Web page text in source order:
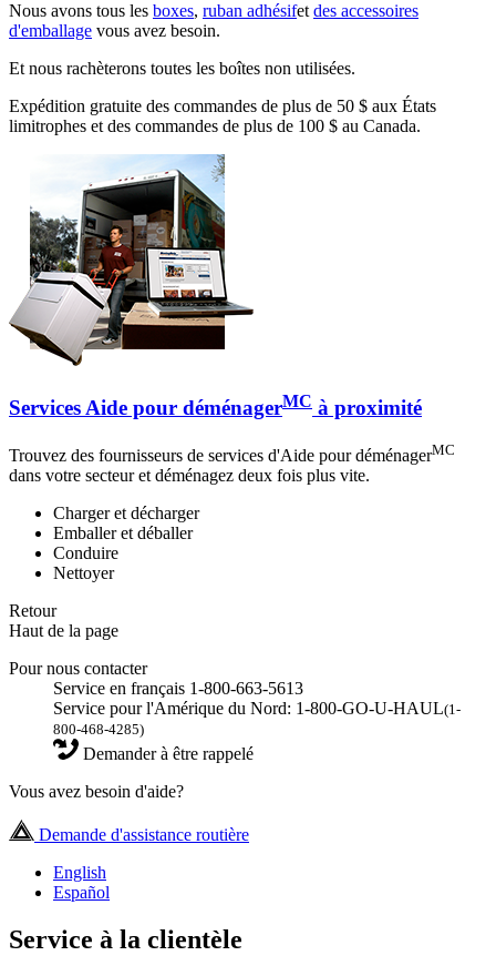
Nous avons tous les boxes, ruban adhésifetdes accessoires
d'emballage vous avez besoin.
Et nous rachèterons toutes les boîtes non utilisées.
Expédition gratuite des commandes de plus de 50 $ aux États
limitrophes et des commandes de plus de 100 $ au Canada.
Services Aide pour déménagerMC à proximité
Trouvez des fournisseurs de services d'Aide pour déménagerMC
dans votre secteur et déménagez deux fois plus vite.
Charger et décharger
Emballer et déballer
Conduire
Nettoyer
Retour
Haut de la page
Pour nous contacter
Service en français 1-800-663-5613
Service pour l'Amérique du Nord: 1-800-GO-U-HAUL(1-
800-468-4285)
Demander à être rappelé
Vous avez besoin d'aide?
Demande d'assistance routière
English
Español
Service à la clientèle